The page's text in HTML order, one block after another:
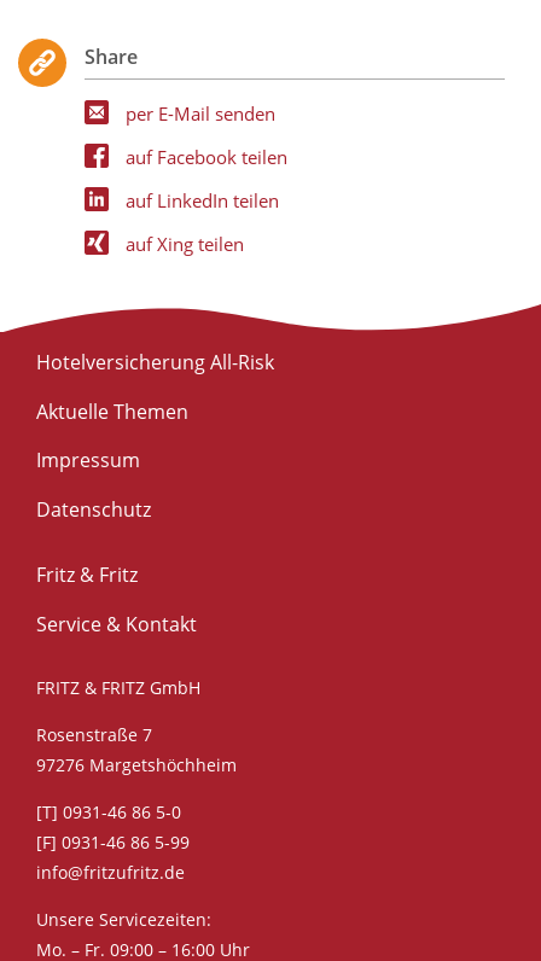
Share
per E-Mail senden
auf Facebook teilen
auf LinkedIn teilen
auf Xing teilen
Hotelversicherung All-Risk
Aktuelle Themen
Impressum
Datenschutz
Fritz & Fritz
Service & Kontakt
FRITZ & FRITZ GmbH
Rosenstraße 7
97276 Margetshöchheim
[T] 0931-46 86 5-0
[F] 0931-46 86 5-99
info@fritzufritz.de
Unsere Servicezeiten:
Mo. – Fr. 09:00 – 16:00 Uhr